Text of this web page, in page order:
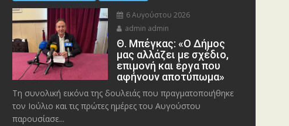
6 Αυγούστου 2026
admin admin
Θ. Μπέγκας: «Ο Δήμος
μας αλλάζει με σχέδιο,
επιμονή και έργα που
αφήνουν αποτύπωμα»
Τη συνολική εικόνα της δουλειάς που πραγματοποιήθηκε
τον Ιούλιο και τις πρώτες ημέρες του Αυγούστου
παρουσίασε...